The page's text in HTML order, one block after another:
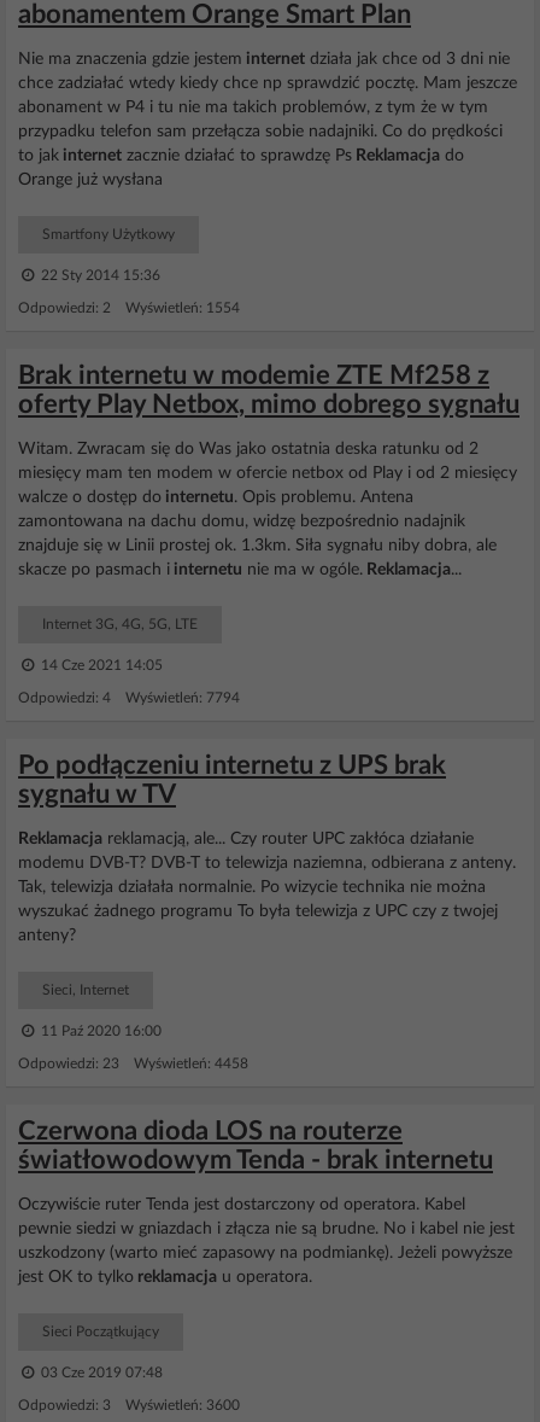
abonamentem Orange Smart Plan
Nie ma znaczenia gdzie jestem internet działa jak chce od 3 dni nie
chce zadziałać wtedy kiedy chce np sprawdzić pocztę. Mam jeszcze
abonament w P4 i tu nie ma takich problemów, z tym że w tym
przypadku telefon sam przełącza sobie nadajniki. Co do prędkości
to jak internet zacznie działać to sprawdzę Ps Reklamacja do
Orange już wysłana
Smartfony Użytkowy
22 Sty 2014 15:36
Odpowiedzi: 2 Wyświetleń: 1554
Brak internetu w modemie ZTE Mf258 z
oferty Play Netbox, mimo dobrego sygnału
Witam. Zwracam się do Was jako ostatnia deska ratunku od 2
miesięcy mam ten modem w ofercie netbox od Play i od 2 miesięcy
walcze o dostęp do internetu. Opis problemu. Antena
zamontowana na dachu domu, widzę bezpośrednio nadajnik
znajduje się w Linii prostej ok. 1.3km. Siła sygnału niby dobra, ale
skacze po pasmach i internetu nie ma w ogóle. Reklamacja...
Internet 3G, 4G, 5G, LTE
14 Cze 2021 14:05
Odpowiedzi: 4 Wyświetleń: 7794
Po podłączeniu internetu z UPS brak
sygnału w TV
Reklamacja reklamacją, ale... Czy router UPC zakłóca działanie
modemu DVB-T? DVB-T to telewizja naziemna, odbierana z anteny.
Tak, telewizja działała normalnie. Po wizycie technika nie można
wyszukać żadnego programu To była telewizja z UPC czy z twojej
anteny?
Sieci, Internet
11 Paź 2020 16:00
Odpowiedzi: 23 Wyświetleń: 4458
Czerwona dioda LOS na routerze
światłowodowym Tenda - brak internetu
Oczywiście ruter Tenda jest dostarczony od operatora. Kabel
pewnie siedzi w gniazdach i złącza nie są brudne. No i kabel nie jest
uszkodzony (warto mieć zapasowy na podmiankę). Jeżeli powyższe
jest OK to tylko reklamacja u operatora.
Sieci Początkujący
03 Cze 2019 07:48
Odpowiedzi: 3 Wyświetleń: 3600